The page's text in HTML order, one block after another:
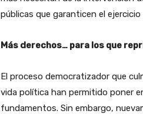
públicas que garanticen el ejercicio
Más derechos… para los que
El proceso democratizador que
vida política han permitido poner
fundamentos. Sin embargo,